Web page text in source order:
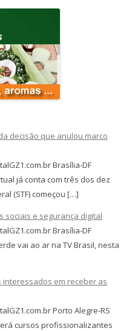
decisão que anulou marco
Brasília-DF
já conta com três dos dez
(STF) começou […]
sociais e segurança digital
Brasília-DF
vai ao ar na TV Brasil, nesta
interessados em receber as
Porto Alegre-RS
cursos profissionalizantes